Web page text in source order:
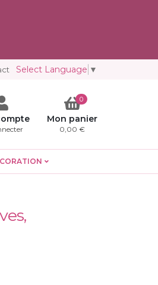
Select Language ▼
0
Mon panier
0,00 €